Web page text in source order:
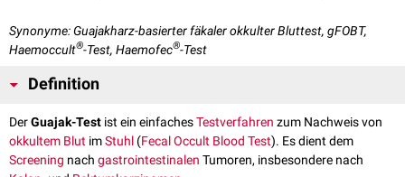
Synonyme: Guajakharz-basierter fäkaler okkulter Bluttest, gFOBT,
Haemoccult®-Test, Haemofec®-Test
Definition
DerGuajak-Test ist ein einfachesTestverfahren zum Nachweis von
okkultem Blut imStuhl (Fecal Occult Blood Test). Es dient dem
Screening nach gastrointestinalen Tumoren, insbesondere nach